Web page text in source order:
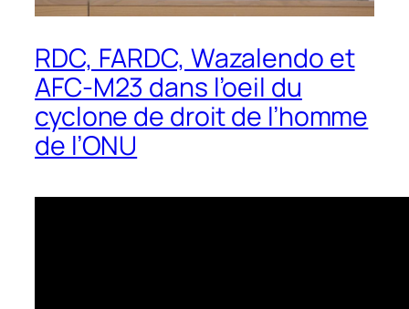
RDC, FARDC, Wazalendo et
AFC-M23 dans l’oeil du
cyclone de droit de l’homme
de l’ONU